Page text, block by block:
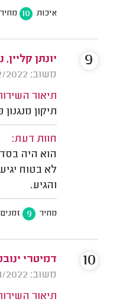
איכות 10 מחיר
יונתן קליין,
משוב: 07/02/2022
תיאור
תיקון
חוות דעת:
הוא היה
לא בטוח
והגיע.
מחיר 9 זמנים
9
דמיטרי
משוב: 31/01/2022
תיאור
10